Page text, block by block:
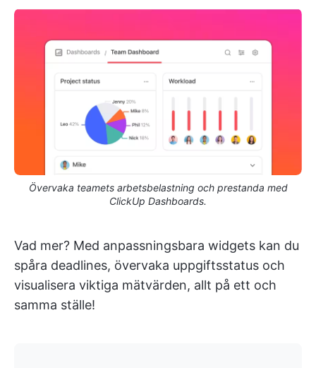
Övervaka teamets arbetsbelastning och prestanda med
ClickUp Dashboards.
Vad mer? Med anpassningsbara widgets kan du
spåra deadlines, övervaka uppgiftsstatus och
visualisera viktiga mätvärden, allt på ett och
samma ställe!